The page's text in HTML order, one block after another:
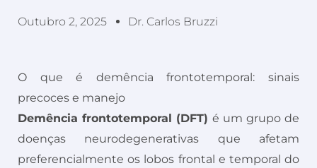
Outubro 2, 2025 Dr. Carlos Bruzzi
O que é demência frontotemporal: sinais
precoces e manejo
Demência frontotemporal (DFT) é um grupo de
doenças neurodegenerativas que afetam
preferencialmente os lobos frontal e temporal do